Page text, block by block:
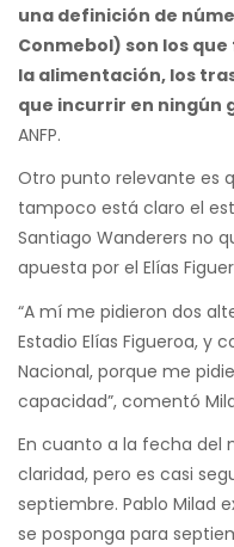
una definición de
Conmebol) son los
la alimentación, los
que incurrir en ningún
ANFP.
Otro punto relevante es
tampoco está claro el
Santiago Wanderers no
apuesta por el Elías
“A mí me pidieron dos
Estadio Elías Figueroa, y
Nacional, porque me
capacidad”, comentó
En cuanto a la fecha
claridad, pero es casi
septiembre. Pablo Milad
se posponga para